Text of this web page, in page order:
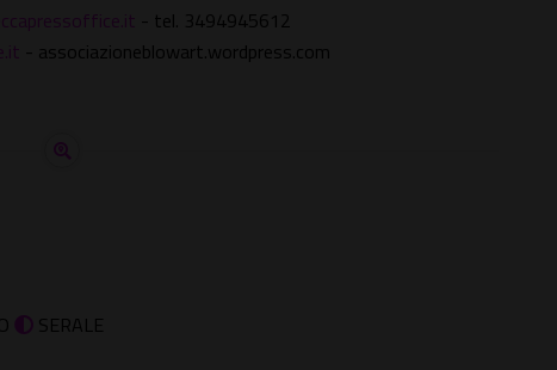
- tel. 3494945612
- associazioneblowart.wordpress.com
SERALE